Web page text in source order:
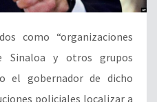
como “organizaciones
Sinaloa y otros grupos
el gobernador de dicho
policiales localizar a